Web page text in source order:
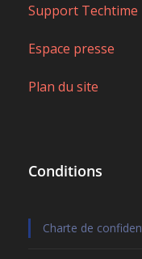
Support Techtime
Espace presse
Plan du site
Conditions
Charte de